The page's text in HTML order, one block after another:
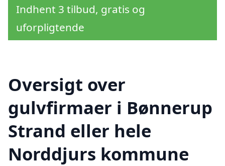
Indhent 3 tilbud, gratis og
uforpligtende
Oversigt over
gulvfirmaer i Bønnerup
Strand eller hele
Norddjurs kommune